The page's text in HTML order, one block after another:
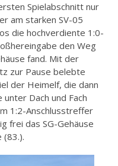
Spielabschnitt nur
am starken SV-05
die hochverdiente 1:0-
den Weg
fand. Mit der
zur Pause belebte
der Heimelf, die dann
unter Dach und Fach
1:2-Anschlusstreffer
frei das SG-Gehäuse